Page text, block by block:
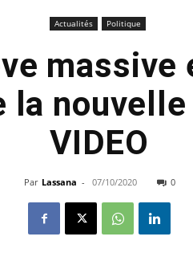
Actualités Politique
massive
la
VIDEO
Par Lassana - 07/10/2020 0